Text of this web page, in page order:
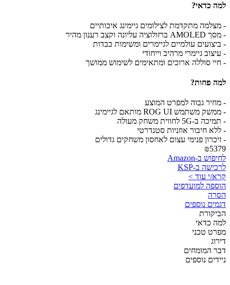
למה כדאי?
- מצלמה מתקדמת לצילומים גיימינג איכותיים
- מסך AMOLED ברזולוציה עליונה וקצב רענון מהיר
- ביצועים עולמיים לגיימרים ומשימות כבדות
- עיצוב גיימרי מרהיב וייחודי
- חיי סוללה ארוכים ומתאימים לשימוש ממושך
למה פחות?
- מחיר גבוה למפרט המוצע
- ממשק משתמש ROG UI מותאם לגיימינג
- תמיכה ב-5G לחווית משחק מעולה
- ללא חיבור אוזניות סטנדרטי
- זיכרון פנימי עצום לאחסון משחקים גדולים
₪5379
לחיפוש ב-Amazon
לרכישה ב-KSP
קרא/י עוד >
הוספה למועדפים
הסרה
דגמים נוספים
הביקורת
למה כדאי
מפרט טכני
דירוג
דבר המומחים
ניידים נוספים